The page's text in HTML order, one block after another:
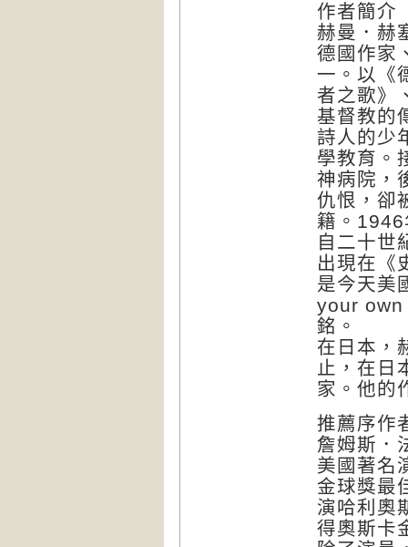
作者簡介
赫曼．赫
德國作家
一。以《
者之歌》
基督教的
詩人的少
學教育。
神病院，
仇恨，卻
籍。
自二十世
出現在《
是今天美
your own
銘。
在日本，
止，在日
家。他的
推薦序作
詹姆斯．
美國著名
金球獎最
演哈利奧
得奧斯卡